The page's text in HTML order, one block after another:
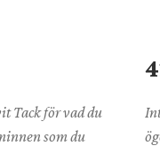
Tack för vad du
som du